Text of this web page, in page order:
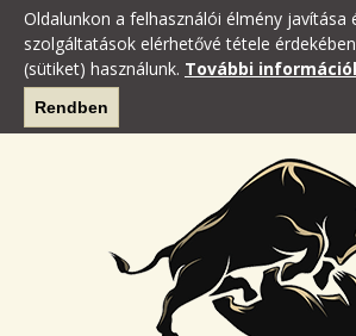
Oldalunkon a felhasználói élmény javítása
szolgáltatások elérhetővé tétele
(sütiket) használunk. További
Rendben